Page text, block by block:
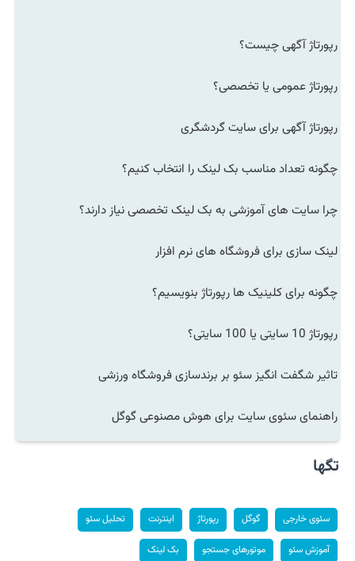
رپورتاژ آگهی چیست؟
رپورتاژ عمومی یا تخصصی؟
رپورتاژ آگهی برای سایت گردشگری
چگونه تعداد مناسب بک لینک را انتخاب کنیم؟
چرا سایت های آموزشی به بک لینک تخصصی نیاز دارند؟
لینک سازی برای فروشگاه های نرم افزار
چگونه برای کلینیک ها رپورتاژ بنویسیم؟
رپورتاژ 10 سایتی یا 100 سایتی؟
تاثیر شگفت انگیز سئو بر برندسازی فروشگاه ورزشی
راهنمای سئوی سایت برای هوش مصنوعی گوگل
تگها
سئوی خارجی گوگل رپورتاژ اینترنت تحلیل سئو
آموزش سئو موتورهای جستجو بک لینک